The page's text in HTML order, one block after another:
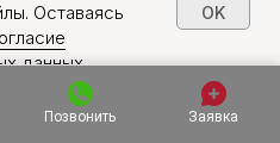
Позвонить Заявка
Оставаясь
данных
обработки
OK